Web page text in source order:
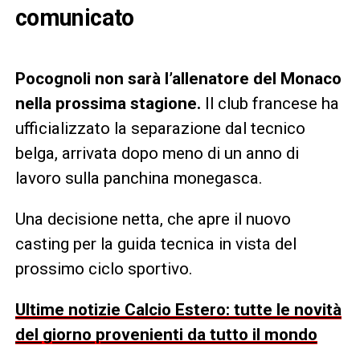
comunicato
Pocognoli non sarà l’allenatore del Monaco
nella prossima stagione. Il club francese ha
ufficializzato la separazione dal tecnico
belga, arrivata dopo meno di un anno di
lavoro sulla panchina monegasca.
Una decisione netta, che apre il nuovo
casting per la guida tecnica in vista del
prossimo ciclo sportivo.
Ultime notizie Calcio Estero: tutte le novità
del giorno provenienti da tutto il mondo